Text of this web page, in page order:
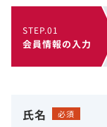
STEP.01
会員情報の入力
氏名 必須